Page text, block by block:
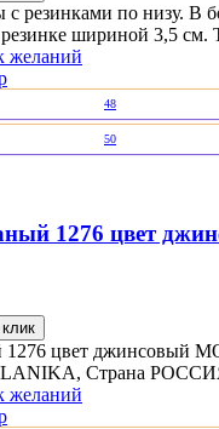
резинками по низу. В
шириной 3,5 см.
желаний
48
50
1276 цвет
1276 цвет джинсовый
Страна
желаний